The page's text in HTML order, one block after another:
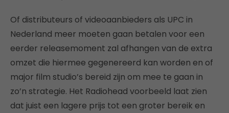
Of distributeurs of videoaanbieders als UPC in
Nederland meer moeten gaan betalen voor een
eerder releasemoment zal afhangen van de extra
omzet die hiermee gegenereerd kan worden en of
major film studio’s bereid zijn om mee te gaan in
zo’n strategie. Het Radiohead voorbeeld laat zien
dat juist een lagere prijs tot een groter bereik en